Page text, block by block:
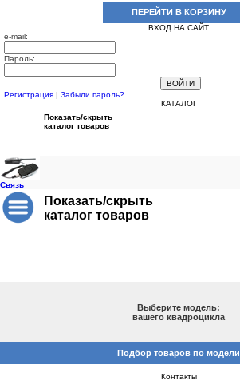
ПЕРЕЙТИ В КОРЗИНУ
ВХОД НА САЙТ
e-mail:
Пароль:
Регистрация
Забыли пароль?
КАТАЛОГ
Показать/скрыть
каталог товаров
Связь
Показать/скрыть
каталог товаров
Выберите модель:
вашего квадроцикла
Подбор товаров по модели
Контакты